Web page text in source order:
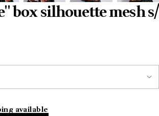
box silhouette mesh s/
available